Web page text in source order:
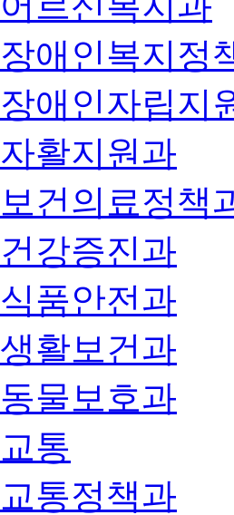
장애인복지정
장애인자립지
자활지원과
보건의료정책
건강증진과
식품안전과
생활보건과
동물보호과
교통
교통정책과